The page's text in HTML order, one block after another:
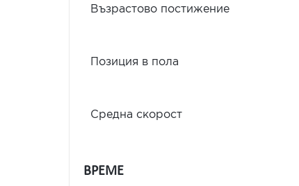
Възрастово постижение
Позиция в пола
Средна скорост
ВРЕМЕ